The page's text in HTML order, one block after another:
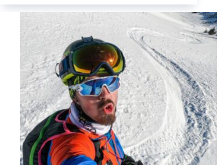
nechtiac
stal
majstrom
Slovenska.